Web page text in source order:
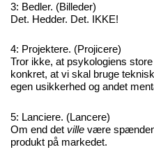
3: Bedler. (Billeder)
Det. Hedder. Det. IKKE!
4: Projektere. (Projicere)
Tror ikke, at psykologiens
konkret, at vi skal bruge
egen usikkerhed og andet
5: Lanciere. (Lancere)
Om end det villevære
produkt på markedet.